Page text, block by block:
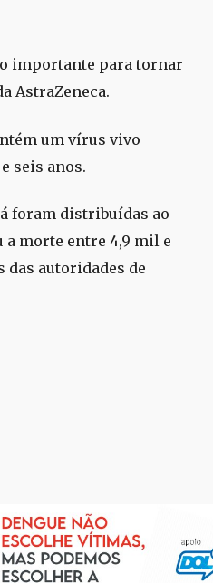
importante para tornar
AstraZeneca.
um vírus vivo
seis anos.
foram distribuídas ao
a morte entre 4,9 mil e
das autoridades de